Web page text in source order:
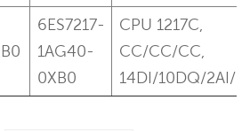
6ES7217-
1AG40-
0XB0
CPU 1217C,
CC/CC/CC,
14DI/10DQ/2AI/